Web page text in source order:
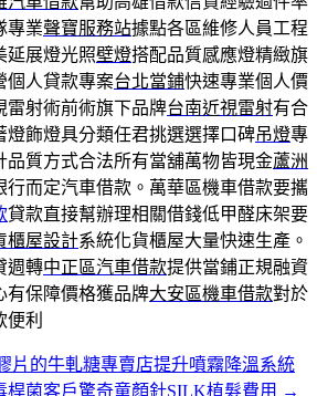
專業聲寶服務站據點各區維修人員工程
延展燈光照壁燈搭配品質感應燈精緻旗
個人貸款專案台北當鋪快速專業個人價
雷射術前術旗下品牌台南近視雷射有合
燈飾燈具分類任君挑選選擇口碑吊燈專
品質方式合法所有當舖萬物皆現金蘆洲
行而定汽車借款。萬華區機車借款要攜
貸款直接幫辦理相關借錢低甲醛床架要
櫃屋設計系統化貨櫃屋大量快速生產。
週轉中正區汽車借款提供當鋪正規融資
有保障價格獲品牌大安區機車借款對於
利
片的牛軋糖專賣店提升噴霧降溫系統
桿菌客戶驚奇童顏針SILK植髮費用 →